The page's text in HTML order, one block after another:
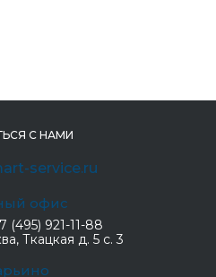
С НАМИ
service.ru
офис
(495) 921-11-88
Ткацкая д. 5 с. 3